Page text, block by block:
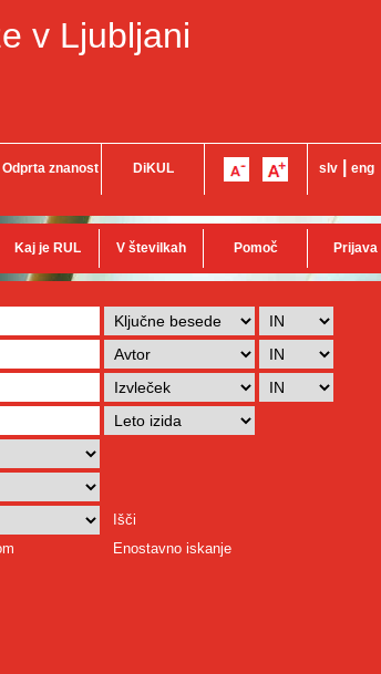
v Ljubljani
Odprta znanost DiKUL slv eng
Kaj je RUL V številkah Pomoč Prijava
Išči
Enostavno iskanje